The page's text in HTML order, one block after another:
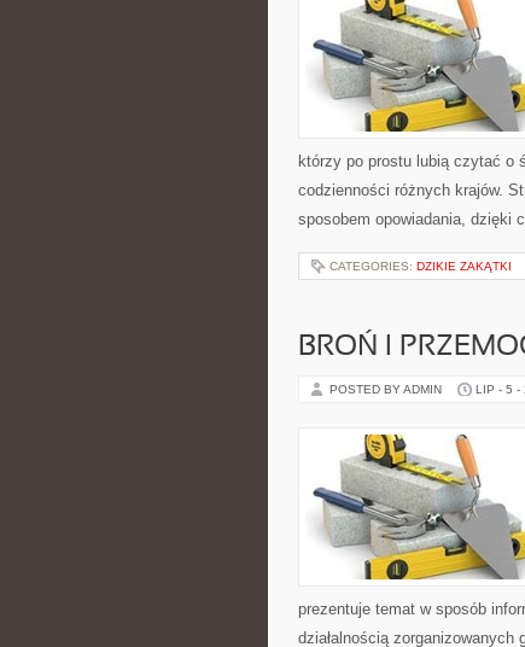
którzy po prostu lubią czytać o
codzienności różnych krajów.
sposobem opowiadania, dzięki
CATEGORIES: DZIKIE ZAKĄTKI
BROŃ I
POSTED BY ADMIN LIP - 5 -
prezentuje temat w sposób
działalnością